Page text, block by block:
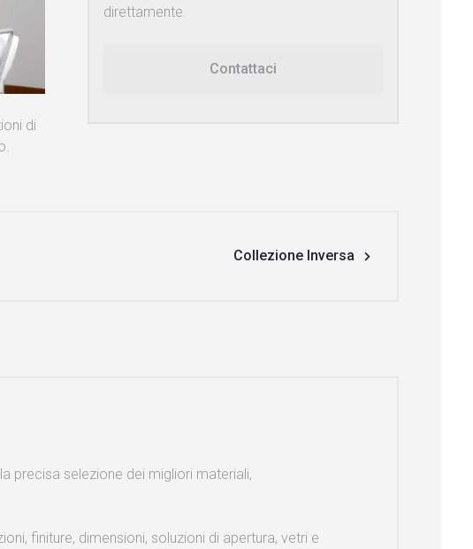
di
direttamente.
Contattaci
Collezione Inversa
precisa selezione dei migliori materiali,
finiture, dimensioni, soluzioni di apertura, vetri e